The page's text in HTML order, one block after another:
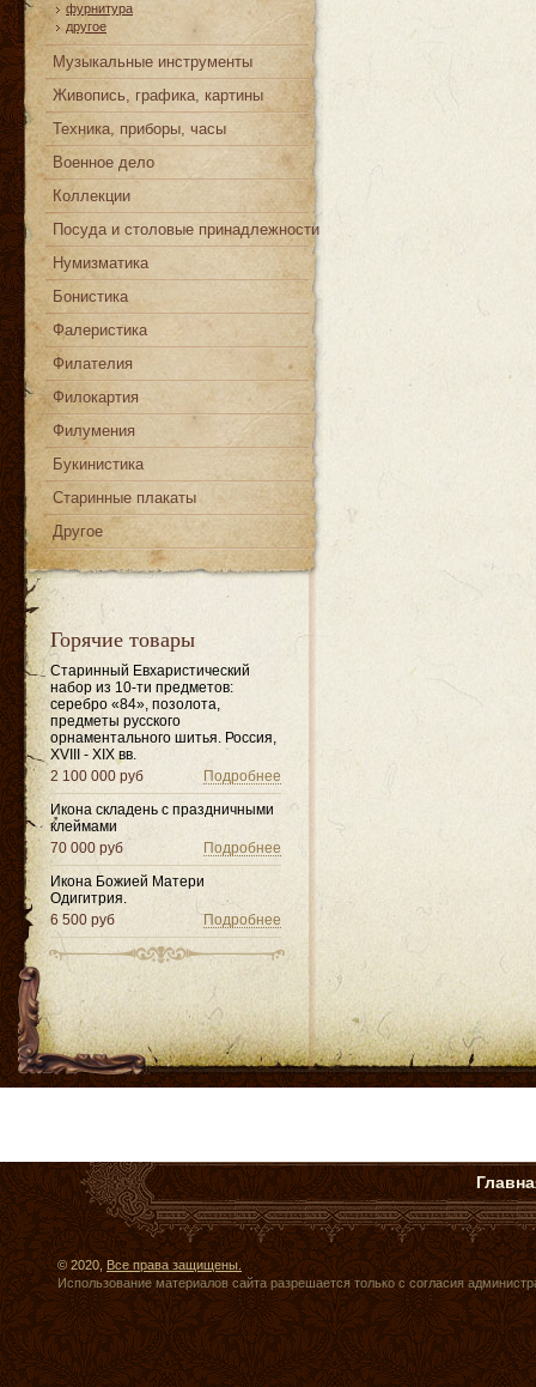
фурнитура
другое
Музыкальные инструменты
Живопись, графика, картины
Техника, приборы, часы
Военное дело
Коллекции
Посуда и столовые принадлежности
Нумизматика
Бонистика
Фалеристика
Филателия
Филокартия
Филумения
Букинистика
Старинные плакаты
Другое
Горячие товары
Старинный Евхаристический
набор из 10-ти предметов:
серебро «84», позолота,
предметы русского
орнаментального шитья. Россия,
XVIII - XIX вв.
Подробнее
2 100 000 руб
Икона складень с праздничными
клеймами
Подробнее
70 000 руб
Икона Божией Матери
Одигитрия.
Подробнее
6 500 руб
© 2020, Все права защищены.
Использование материалов сайта разрешается только с согласия